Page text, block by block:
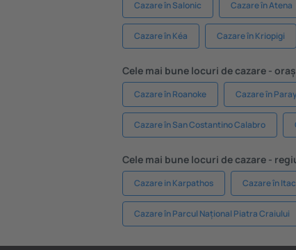
Cazare în Salonic Cazare în Atena
Cazare în Kéa Cazare în Kriopigi
Cele mai bune locuri de cazare -
Cazare în Roanoke Cazare în
Cazare în San Costantino Calabro
Cele mai bune locuri de cazare -
Cazare in Karpathos Cazare în
Cazare în Parcul Național Piatra Craiului